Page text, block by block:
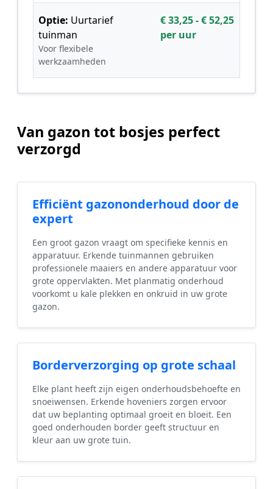
Optie: Uurtarief
tuinman
Voor flexibele
werkzaamheden
€ 33,25 - € 52,25
per uur
Van gazon tot bosjes perfect
verzorgd
Efficiënt gazononderhoud door de
expert
Een groot gazon vraagt om specifieke kennis en
apparatuur. Erkende tuinmannen gebruiken
professionele maaiers en andere apparatuur voor
grote oppervlakten. Met planmatig onderhoud
voorkomt u kale plekken en onkruid in uw grote
gazon.
Borderverzorging op grote schaal
Elke plant heeft zijn eigen onderhoudsbehoefte en
snoeiwensen. Erkende hoveniers zorgen ervoor
dat uw beplanting optimaal groeit en bloeit. Een
goed onderhouden border geeft structuur en
kleur aan uw grote tuin.